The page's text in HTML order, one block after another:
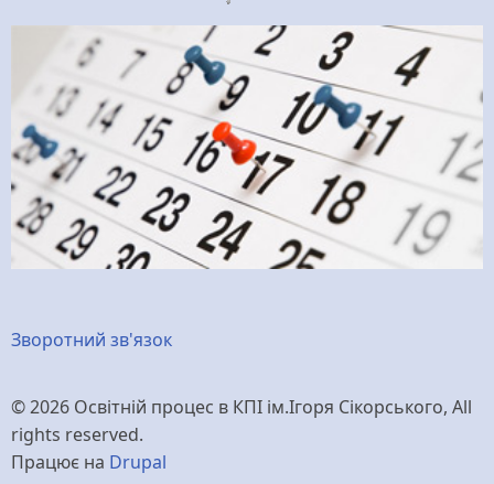
Меню
колонтитулу
Зворотний зв'язок
© 2026 Освітній процес в КПІ ім.Ігоря Сікорського, All
rights reserved.
Працює на Drupal